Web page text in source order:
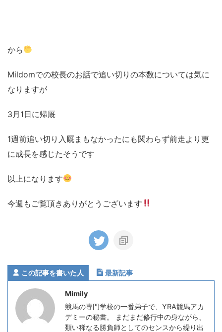
から
Mildomでの校長のお話で追い切りの本数については気に
なりますが
3月1日に帰厩
1週前追い切り入厩まもなかったにも関わらず前走より更
に成長を感じたそうです
以上になります
今週もご覧頂きありがとうございます
この記事を書いた人 最新記事
Mimily
競馬の専門学校の一番弟子で、YRA競馬アカ
デミーの秘書。 まだまだ修行中の身ながら、
類い稀なる勝負師としてのセンスから繰り出